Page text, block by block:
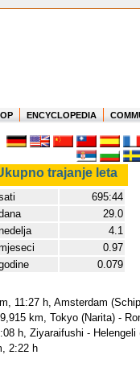
in the world have you flown?
have you been in the air?
own FlightMemory and see!
ENCYCLOPEDIA
trajanje leta
695:44
29.0
4.1
0.97
0.079
11:27 h, Amsterdam
km, Tokyo (Narita) -
h, Ziyaraifushi - Helengeli
2:22 h